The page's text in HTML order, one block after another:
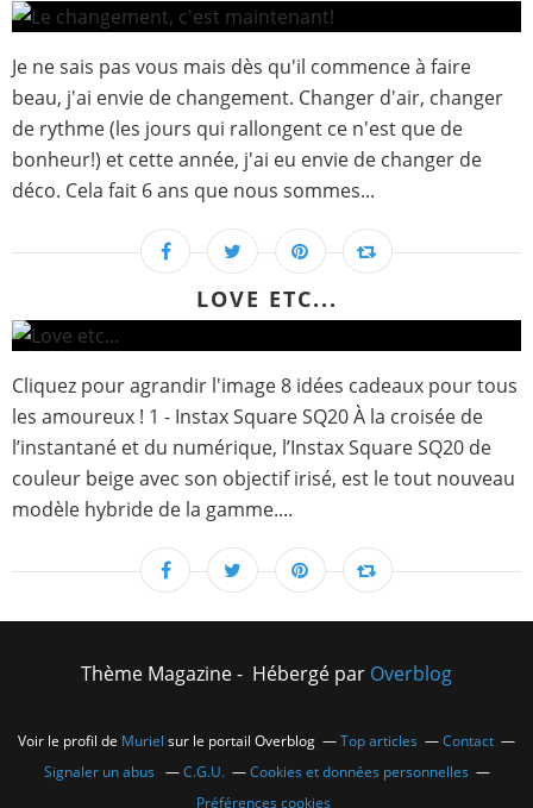
Je ne sais pas vous mais dès qu'il commence à faire
beau, j'ai envie de changement. Changer d'air, changer
de rythme (les jours qui rallongent ce n'est que de
bonheur!) et cette année, j'ai eu envie de changer de
déco. Cela fait 6 ans que nous sommes...
LOVE ETC...
Cliquez pour agrandir l'image 8 idées cadeaux pour tous
les amoureux ! 1 - Instax Square SQ20 À la croisée de
l’instantané et du numérique, l’Instax Square SQ20 de
couleur beige avec son objectif irisé, est le tout nouveau
modèle hybride de la gamme....
Thème Magazine - Hébergé par Overblog
Voir le profil de Muriel sur le portail Overblog Top articles
Contact
Signaler un abus
C.G.U.
Cookies et données personnelles
Préférences cookies